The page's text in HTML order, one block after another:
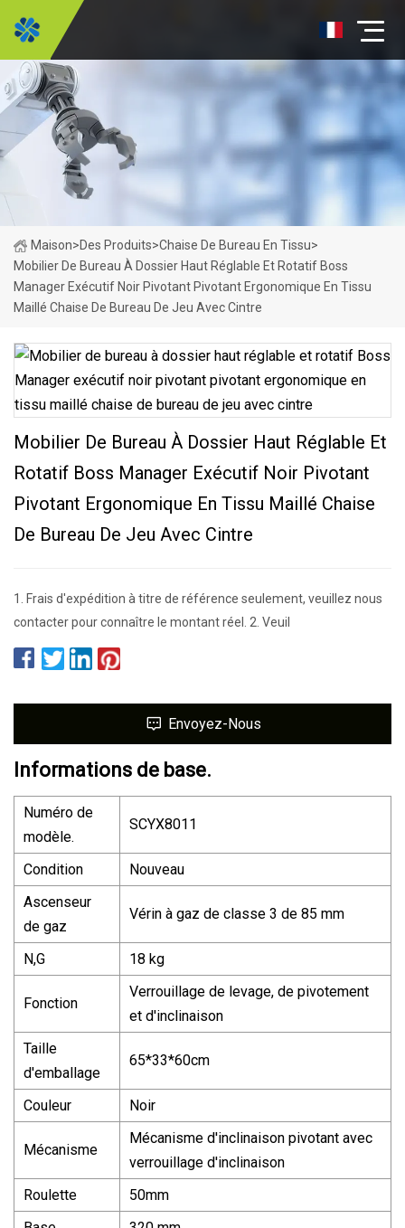
Maison>Des Produits>Chaise De Bureau En Tissu>
Mobilier De Bureau À Dossier Haut Réglable Et Rotatif Boss
Manager Exécutif Noir Pivotant Pivotant Ergonomique En Tissu
Maillé Chaise De Bureau De Jeu Avec Cintre
Mobilier De Bureau À Dossier Haut Réglable Et
Rotatif Boss Manager Exécutif Noir Pivotant
Pivotant Ergonomique En Tissu Maillé Chaise
De Bureau De Jeu Avec Cintre
1. Frais d'expédition à titre de référence seulement, veuillez nous
contacter pour connaître le montant réel. 2. Veuil
Envoyez-Nous
Informations de base.
Numéro de
modèle.
SCYX8011
Condition
Nouveau
Ascenseur
de gaz
Vérin à gaz de classe 3 de 85 mm
N,G 18 kg
Fonction
Verrouillage de levage, de pivotement
et d'inclinaison
Taille
d'emballage
65*33*60cm
Couleur Noir
Mécanisme
Mécanisme d'inclinaison pivotant avec
verrouillage d'inclinaison
Roulette
50mm